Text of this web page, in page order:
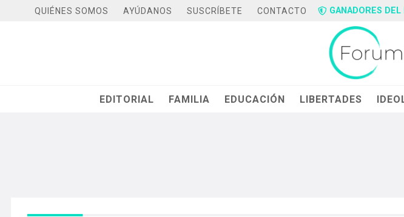
QUIÉNES SOMOS AYÚDANOS SUSCRÍBETE CONTACTO GANADORES
EDITORIAL FAMILIA EDUCACIÓN LIBERTADES